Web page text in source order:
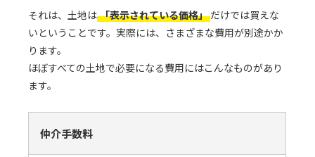
それは、土地は「表示されている価格」 だけでは買えな
いということです。実際には、さまざまな費用が別途かか
ります。
ほぼすべての土地で必要になる費用にはこんなものがあり
ます。
仲介手数料